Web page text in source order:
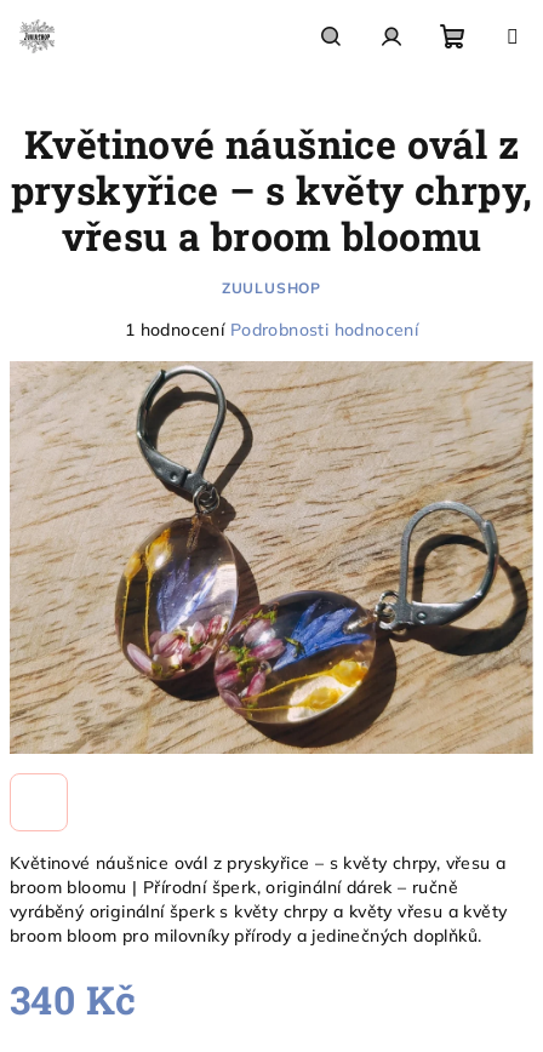
obsah
košík
Květinové náušnice ovál z pryskyřice – s květy chrpy, vřesu a
broom bloomu | Přírodní šperk, originální dárek – ručně
vyráběný originální šperk s květy chrpy a květy vřesu a květy
broom bloom pro milovníky přírody a jedinečných doplňků.
340 Kč
Květinové náušnice ovál z
pryskyřice – s květy chrpy,
vřesu a broom bloomu
ZUULUSHOP
Průměrné
produktu
je
5,0
z
5
hvězdiček.
1 hodnocení Podrobnosti hodnocení